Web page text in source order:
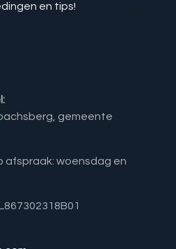
en tips!
gemeente
afspraak: woensdag en